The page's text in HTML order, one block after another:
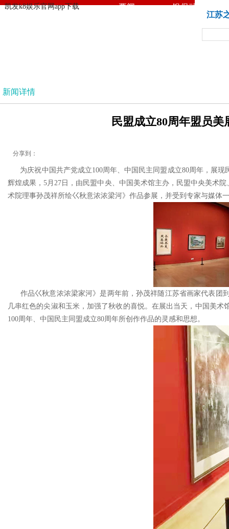
凯发k8娱乐官网app下载
凯发k8娱乐官网app下载
要闻 银保动态
江苏
新闻详情
民盟成立80周年盟员
分享到：
为庆祝中国共产党成立100周年、中国民主同盟成立80周年，展现
辉煌成果，5月27日，由民盟中央、中国美术馆主办，民盟中央美术
术院理事孙茂祥所绘巜秋意浓浓梁河》作品参展，并受到专家与媒体
作品巜秋意浓浓梁家河》是两年前，孙茂祥随江苏省画家代表团
几串红色的尖淑和玉米，加强了秋收的喜悦。在展出当天，中国美
100周年、中国民主同盟成立80周年所创作作品的灵感和思想。